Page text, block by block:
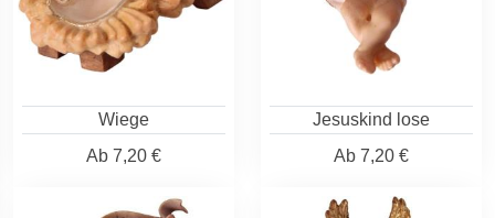
Wiege
Ab 7,20 €
Jesuskind lose
Ab 7,20 €